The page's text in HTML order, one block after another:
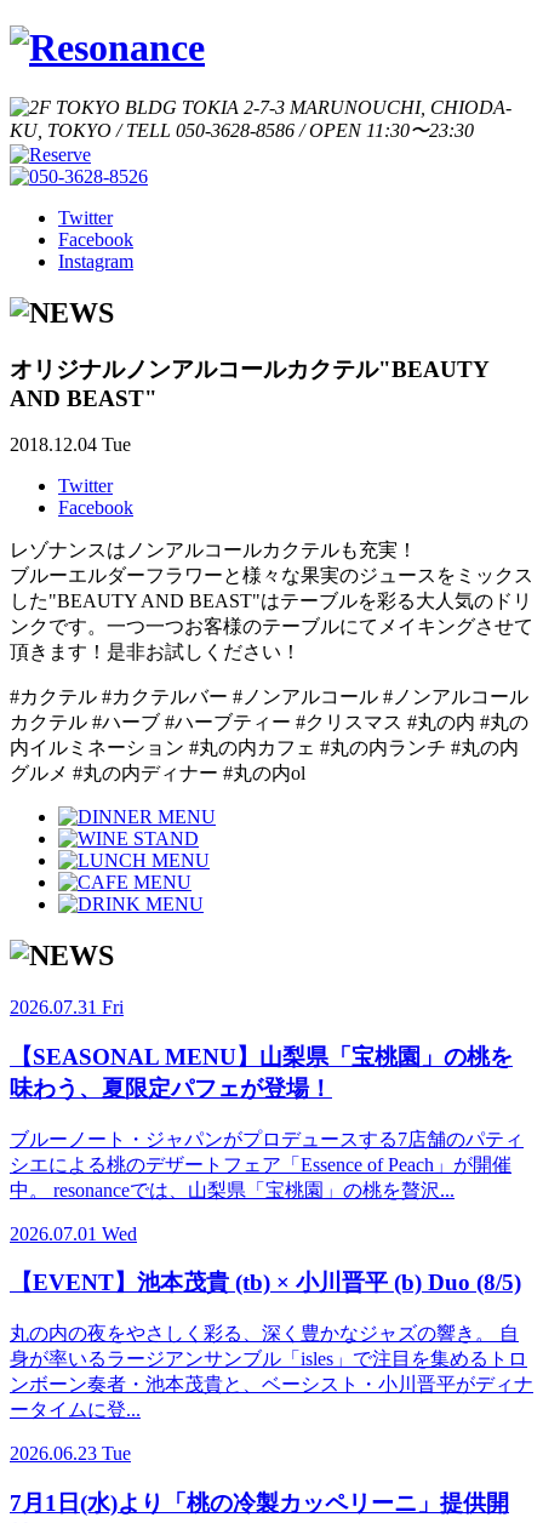
Twitter
Facebook
Instagram
オリジナルノンアルコールカクテル"BEAUTY
AND BEAST"
2018.12.04 Tue
Twitter
Facebook
レゾナンスはノンアルコールカクテルも充実！
ブルーエルダーフラワーと様々な果実のジュースをミックス
した"BEAUTY AND BEAST"はテーブルを彩る大人気のドリ
ンクです。一つ一つお客様のテーブルにてメイキングさせて
頂きます！是非お試しください！
#カクテル #カクテルバー #ノンアルコール #ノンアルコール
カクテル #ハーブ #ハーブティー #クリスマス #丸の内 #丸の
内イルミネーション #丸の内カフェ #丸の内ランチ #丸の内
グルメ #丸の内ディナー #丸の内ol
2026.07.31 Fri
【SEASONAL MENU】山梨県「宝桃園」の桃を
味わう、夏限定パフェが登場！
ブルーノート・ジャパンがプロデュースする7店舗のパティ
シエによる桃のデザートフェア「Essence of Peach」が開催
中。 resonanceでは、山梨県「宝桃園」の桃を贅沢...
2026.07.01 Wed
【EVENT】池本茂貴 (tb) × 小川晋平 (b) Duo (8/5)
丸の内の夜をやさしく彩る、深く豊かなジャズの響き。 自
身が率いるラージアンサンブル「isles」で注目を集めるトロ
ンボーン奏者・池本茂貴と、ベーシスト・小川晋平がディナ
ータイムに登...
2026.06.23 Tue
7月1日(水)より「桃の冷製カッペリーニ」提供開